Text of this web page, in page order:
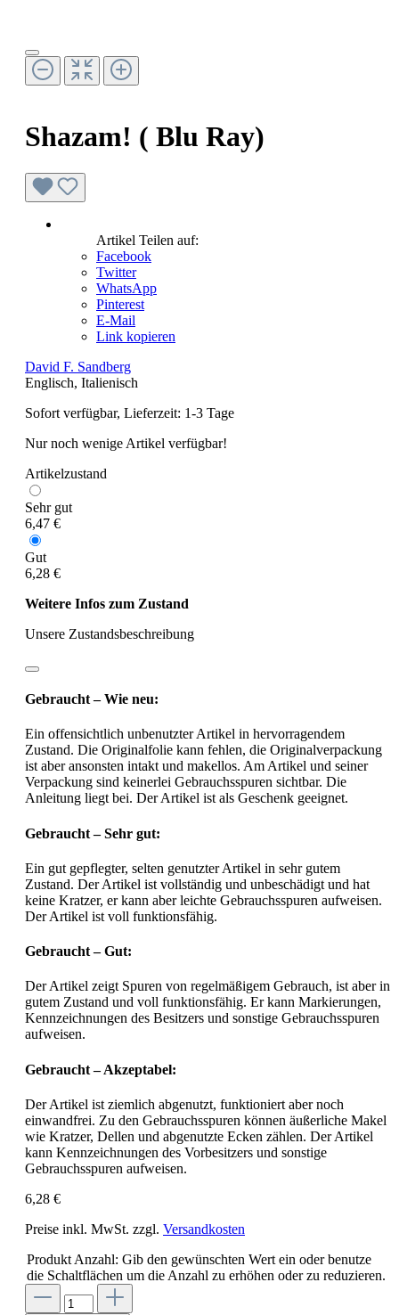
Shazam! ( Blu Ray)
Artikel Teilen auf:
Facebook
Twitter
WhatsApp
Pinterest
E-Mail
Link kopieren
David F. Sandberg
Englisch, Italienisch
Sofort verfügbar, Lieferzeit: 1-3 Tage
Nur noch wenige Artikel verfügbar!
Artikelzustand
Sehr gut
6,47 €
Gut
6,28 €
Weitere Infos zum Zustand
Unsere Zustandsbeschreibung
Gebraucht – Wie neu:
Ein offensichtlich unbenutzter Artikel in hervorragendem
Zustand. Die Originalfolie kann fehlen, die Originalverpackung
ist aber ansonsten intakt und makellos. Am Artikel und seiner
Verpackung sind keinerlei Gebrauchsspuren sichtbar. Die
Anleitung liegt bei. Der Artikel ist als Geschenk geeignet.
Gebraucht – Sehr gut:
Ein gut gepflegter, selten genutzter Artikel in sehr gutem
Zustand. Der Artikel ist vollständig und unbeschädigt und hat
keine Kratzer, er kann aber leichte Gebrauchsspuren aufweisen.
Der Artikel ist voll funktionsfähig.
Gebraucht – Gut:
Der Artikel zeigt Spuren von regelmäßigem Gebrauch, ist aber in
gutem Zustand und voll funktionsfähig. Er kann Markierungen,
Kennzeichnungen des Besitzers und sonstige Gebrauchsspuren
aufweisen.
Gebraucht – Akzeptabel:
Der Artikel ist ziemlich abgenutzt, funktioniert aber noch
einwandfrei. Zu den Gebrauchsspuren können äußerliche Makel
wie Kratzer, Dellen und abgenutzte Ecken zählen. Der Artikel
kann Kennzeichnungen des Vorbesitzers und sonstige
Gebrauchsspuren aufweisen.
6,28 €
Preise inkl. MwSt. zzgl. Versandkosten
Produkt Anzahl: Gib den gewünschten Wert ein oder benutze
die Schaltflächen um die Anzahl zu erhöhen oder zu reduzieren.